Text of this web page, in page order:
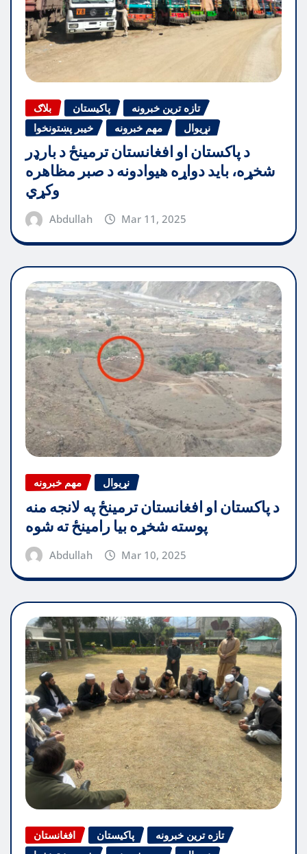
بلاګ پاکیستان
تازه ترین خبرونه
خیبر پښتونخوا
مهم خبرونه نړیوال
د پاکستان او افغانستان ترمینځ د بارډر
شخړه، باید دواړه هیوادونه د صبر مظاهره
وکړي
Abdullah Mar 11, 2025
مهم خبرونه نړیوال
د پاکستان او افغانستان ترمینځ په لانجه منه
پوسته شخړه بیا رامینځ ته شوه
Abdullah Mar 10, 2025
افغانستان پاکیستان
تازه ترین خبرونه